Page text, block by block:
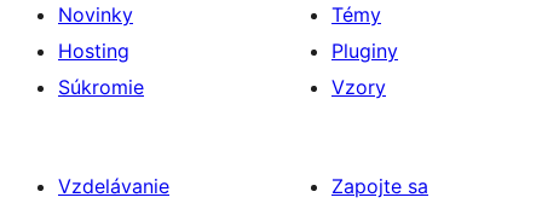
Novinky
Hosting
Súkromie
Témy
Pluginy
Vzory
Vzdelávanie
Zapojte sa